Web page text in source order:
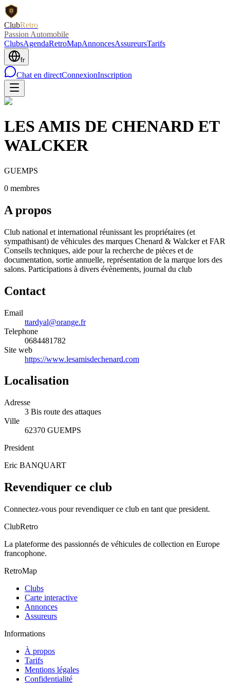
ClubRetro
Passion Automobile
ClubsAgendaRetroMapAnnoncesAssureursTarifs
fr
Chat en directConnexionInscription
LES AMIS DE CHENARD ET
WALCKER
GUEMPS
0 membres
A propos
Club national et international réunissant les propriétaires (et
sympathisant) de véhicules des marques Chenard & Walcker et FAR
Conseils techniques, aide pour la recherche de pièces et de
documentation, sortie annuelle, représentation de la marque lors des
salons. Participations à divers évènements, journal du club
Contact
Email
ttardyal@orange.fr
Telephone
0684481782
Site web
https://www.lesamisdechenard.com
Localisation
Adresse
3 Bis route des attaques
Ville
62370 GUEMPS
President
Eric BANQUART
Revendiquer ce club
Connectez-vous pour revendiquer ce club en tant que president.
ClubRetro
La plateforme des passionnés de véhicules de collection en Europe
francophone.
RetroMap
Clubs
Carte interactive
Annonces
Assureurs
Informations
À propos
Tarifs
Mentions légales
Confidentialité